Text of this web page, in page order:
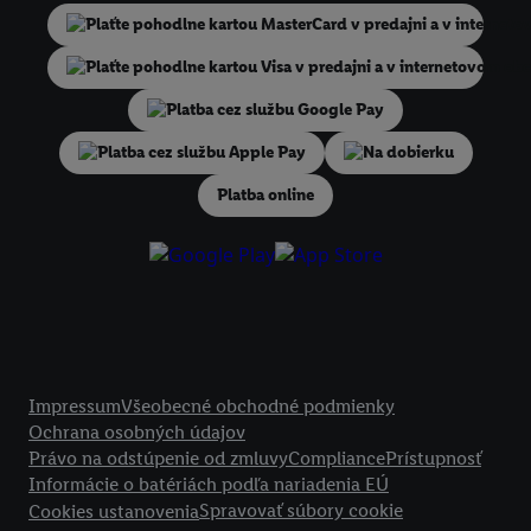
Na dobierku
Platba online
ImpressumVšeobecné obchodné podmienky
Ochrana osobných údajov
Právo na odstúpenie od zmluvyCompliancePrístupnosť
Informácie o batériách podľa nariadenia EÚ
Cookies ustanoveniaSpravovať súbory cookie
niekoľko koncových zariadení alebo používanie viacerých služieb
Lidl, pomocou vašej hashovanej e-mailovej adresy a prípadne ďalších
identifikátorov/identifikátorov, ktoré má spoločnosť Criteo SA k
Prispôsobiť" môžete povoliť jednotlivé účely a nájsť ďalšie
podmienkach spracúvania osobných údajov.
Kliknutím na možnosť "Odmietnuť" môžete povoliť iba používanie
technológií. Kliknutím na "Súhlasím " vyjadríte súhlas so spracúvaním
vyššie uvedené účely. Ďalšie informácie vrátane informácií o dobe
údajov a Vašom práve kedykoľvek odvolať súhlas s účinnosťou do
nájdete v našichzásadách ochrany osobných údajov